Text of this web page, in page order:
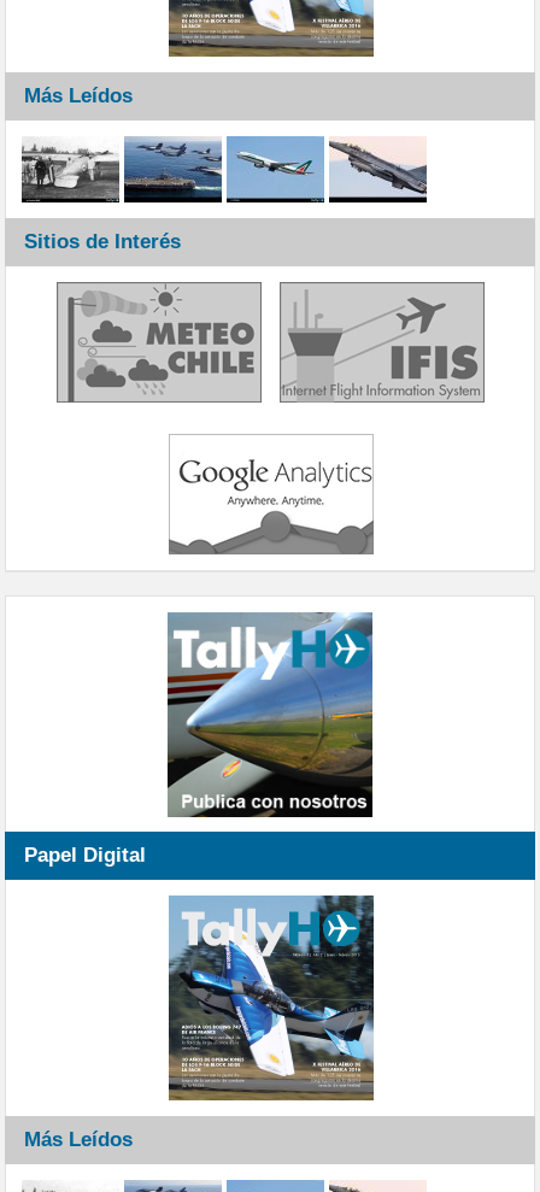
Más Leídos
Sitios de Interés
Papel Digital
Más Leídos